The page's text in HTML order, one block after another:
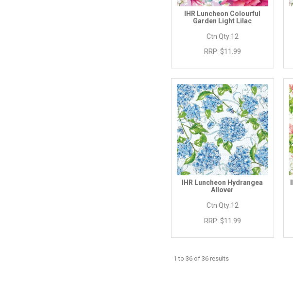
IHR Luncheon Colourful
Garden Light Lilac
Ctn Qty:12
RRP: $11.99
IHR Luncheon Hydrangea
Allover
Ctn Qty:12
RRP: $11.99
1 to 36 of 36 results